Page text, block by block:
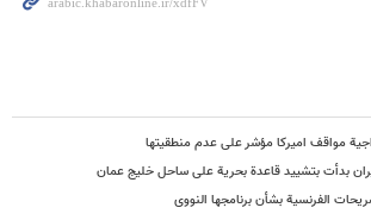
مواقف امیرکا مؤشر على عدم منطقیتها
بدأت بتشیید قاعدة بحریة على ساحل خلیج عمان
الفرنسیة بشأن برنامجها النووی